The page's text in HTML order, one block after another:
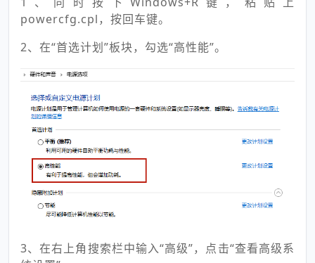
powercfg.cpl，按回车键。
2、在“首选计划”板块，勾选“高性能”。
3、在右上角搜索栏中输入“高级”，点击“查看高级系